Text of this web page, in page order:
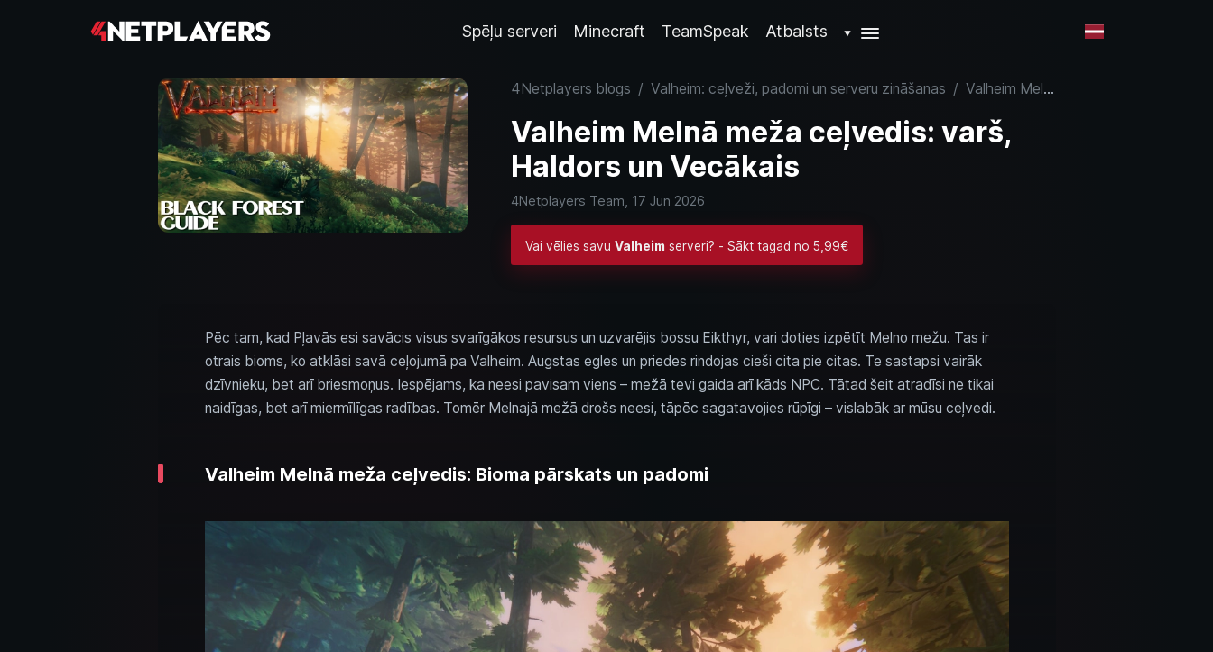
Spēļu serveri Minecraft TeamSpeak Atbalsts ▼
4Netplayers blogs / Valheim: ceļveži, padomi un serveru zināšanas / Valheim Melnā meža ceļvedis: varš, Haldors un Vecākais
Valheim Melnā meža ceļvedis: varš,
Haldors un Vecākais
4Netplayers Team, 17 Jun 2026
Vai vēlies savu Valheim serveri? - Sākt tagad no 5,99€
Pēc tam, kad Pļavās esi savācis visus svarīgākos resursus un uzvarējis bossu Eikthyr, vari doties izpētīt Melno mežu. Tas ir
otrais bioms, ko atklāsi savā ceļojumā pa Valheim. Augstas egles un priedes rindojas cieši cita pie citas. Te sastapsi vairāk
dzīvnieku, bet arī briesmoņus. Iespējams, ka neesi pavisam viens – mežā tevi gaida arī kāds NPC. Tātad šeit atradīsi ne tikai
naidīgas, bet arī miermīlīgas radības. Tomēr Melnajā mežā drošs neesi, tāpēc sagatavojies rūpīgi – vislabāk ar mūsu ceļvedi.
Valheim Melnā meža ceļvedis: Bioma pārskats un padomi